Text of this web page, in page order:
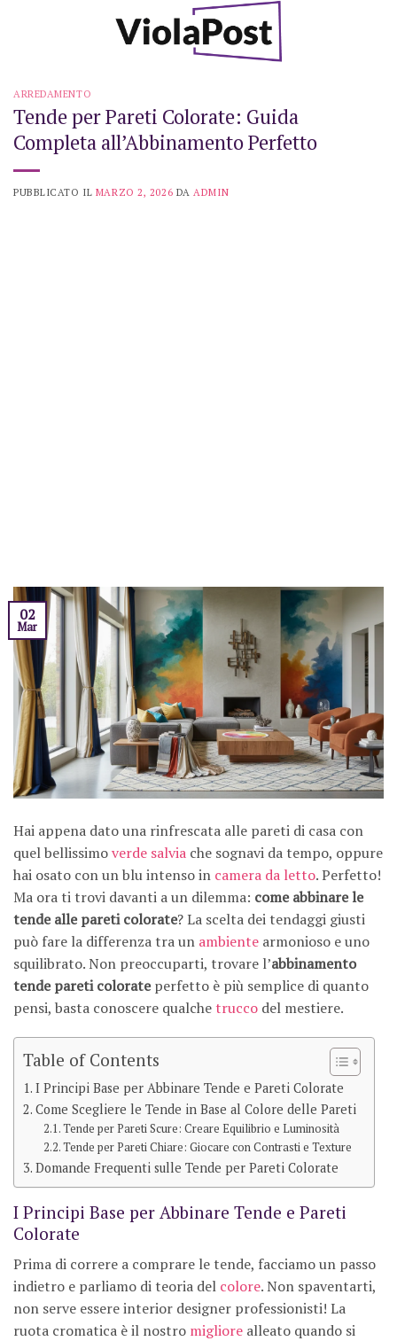
ARREDAMENTO
Tende per Pareti Colorate: Guida
Completa all’Abbinamento Perfetto
PUBBLICATO IL MARZO 2, 2026 DA ADMIN
02
Mar
Hai appena dato una rinfrescata alle pareti di casa con
quel bellissimoverde salvia che sognavi da tempo, oppure
hai osato con un blu intenso in camera da letto. Perfetto!
Ma ora ti trovi davanti a un dilemma: come abbinare le
tende alle pareti colorate? La scelta dei tendaggi giusti
può fare la differenza tra un ambiente armonioso e uno
squilibrato. Non preoccuparti, trovare l’abbinamento
tende pareti colorateperfetto è più semplice di quanto
pensi, basta conoscere qualchetrucco del mestiere.
Table of Contents
I Principi Base per Abbinare Tende e Pareti Colorate
Come Scegliere le Tende in Base al Colore delle Pareti
Tende per Pareti Scure: Creare Equilibrio e Luminosità
Tende per Pareti Chiare: Giocare con Contrasti e Texture
Domande Frequenti sulle Tende per Pareti Colorate
I Principi Base per Abbinare Tende e Pareti
Colorate
Prima di correre a comprare le tende, facciamo un passo
indietro e parliamo di teoria del colore. Non spaventarti,
non serve essere interior designer professionisti! La
ruota cromatica è il nostro migliore alleato quando si